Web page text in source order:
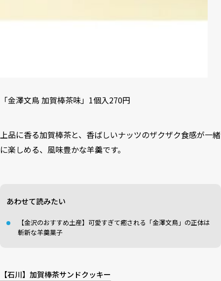
「金澤文鳥 加賀棒茶味」1個入270円
上品に香る加賀棒茶と、香ばしいナッツのザクザク食感が一緒
に楽しめる、風味豊かな羊羹です。
あわせて読みたい
【金沢のおすすめ土産】可愛すぎて癒される「金澤文鳥」の正体は
斬新な羊羹菓子
【石川】加賀棒茶サンドクッキー